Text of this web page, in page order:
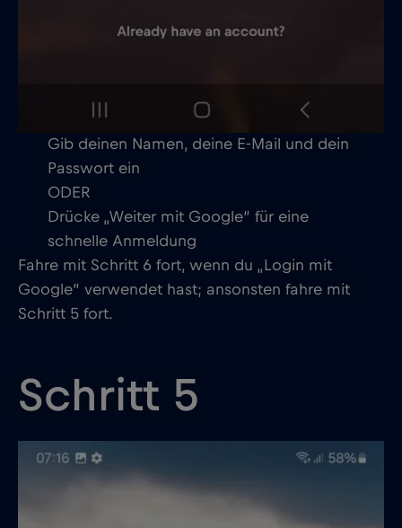
Gib deinen Namen, deine E-Mail und dein
Passwort ein
ODER
Drücke „Weiter mit Google“ für eine
schnelle Anmeldung
Fahre mit Schritt 6 fort, wenn du „Login mit
Google“ verwendet hast; ansonsten fahre mit
Schritt 5 fort.
Schritt 5